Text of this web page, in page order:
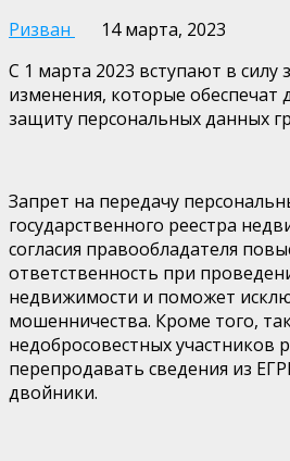
Ризван
14 марта, 2023
С 1 марта 2023 вступают в силу
изменения, которые обеспечат
защиту персональных данных
Запрет на передачу
государственного реестра
согласия правообладателя
ответственность при
недвижимости и поможет
мошенничества. Кроме того,
недобросовестных участников
перепродавать сведения из
двойники.